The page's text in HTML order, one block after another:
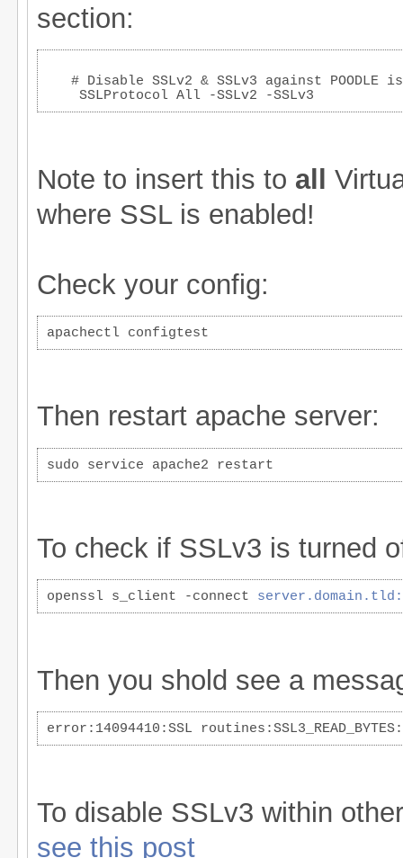
section:
# Disable SSLv2 & SSLv3 against POODLE
    SSLProtocol All -SSLv2 -SSLv3
Note to insert this to all
where SSL is enabled!
Check your config:
apachectl configtest
Then restart apache server:
sudo service apache2 restart
To check if SSLv3 is turned
openssl s_client -connect
Then you shold see a
error:14094410:SSL
To disable SSLv3 within
see this post